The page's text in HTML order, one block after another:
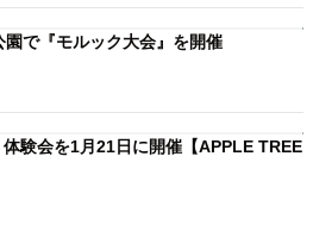
園で『モルック大会』を開催
験会を1月21日に開催【APPLE TREE